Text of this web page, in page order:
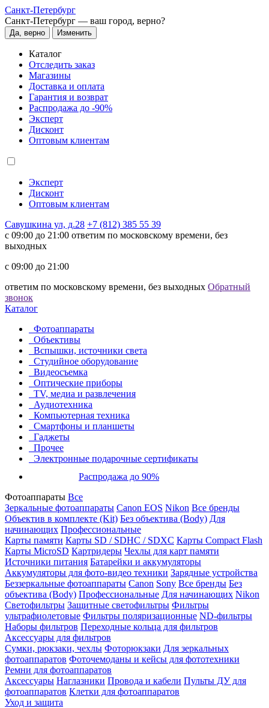
Санкт-Петербург
Санкт-Петербург — ваш город, верно?
Да, верно Изменить
Каталог
Отследить заказ
Магазины
Доставка и оплата
Гарантия и возврат
Распродажа до -90%
Эксперт
Дисконт
Оптовым клиентам
Эксперт
Дисконт
Оптовым клиентам
Савушкина ул, д.28 +7 (812) 385 55 39
c 09:00 до 21:00 ответим по московскому времени, без
выходных
c 09:00 до 21:00
ответим по московскому времени, без выходных Обратный
звонок
Каталог
Фотоаппараты
Объективы
Вспышки, источники света
Студийное оборудование
Видеосъемка
Оптические приборы
TV, медиа и развлечения
Аудиотехника
Компьютерная техника
Смартфоны и планшеты
Гаджеты
Прочее
Электронные подарочные сертификаты
Распродажа до 90%
Фотоаппараты Все
Зеркальные фотоаппараты Canon EOS Nikon Все бренды
Объектив в комплекте (Kit) Без объектива (Body) Для
начинающих Профессиональные
Карты памяти Карты SD / SDHC / SDXC Карты Compact Flash
Карты MicroSD Картридеры Чехлы для карт памяти
Источники питания Батарейки и аккумуляторы
Аккумуляторы для фото-видео техники Зарядные устройства
Беззеркальные фотоаппараты Canon Sony Все бренды Без
объектива (Body) Профессиональные Для начинающих Nikon
Светофильтры Защитные светофильтры Фильтры
ультрафиолетовые Фильтры поляризационные ND-фильтры
Наборы фильтров Переходные кольца для фильтров
Аксессуары для фильтров
Сумки, рюкзаки, чехлы Фоторюкзаки Для зеркальных
фотоаппаратов Фоточемоданы и кейсы для фототехники
Ремни для фотоаппаратов
Аксессуары Наглазники Провода и кабели Пульты ДУ для
фотоаппаратов Клетки для фотоаппаратов
Уход и защита